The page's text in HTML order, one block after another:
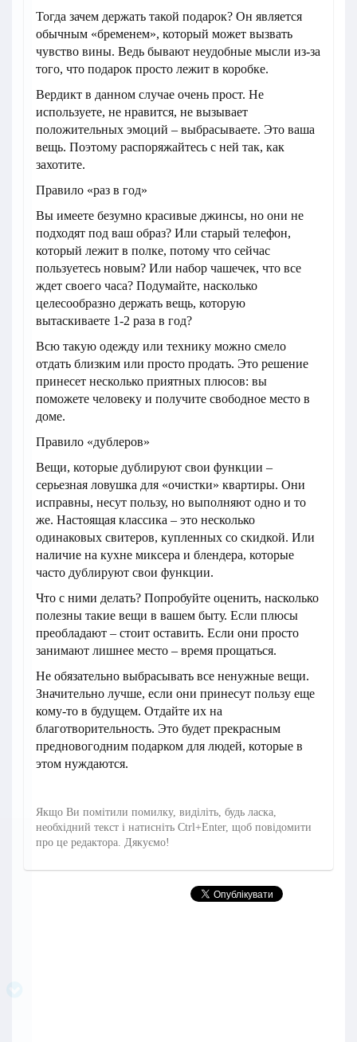
Тогда зачем держать такой подарок? Он является
обычным «бременем», который может вызвать
чувство вины. Ведь бывают неудобные мысли из-за
того, что подарок просто лежит в коробке.
Вердикт в данном случае очень прост. Не
используете, не нравится, не вызывает
положительных эмоций – выбрасываете. Это ваша
вещь. Поэтому распоряжайтесь с ней так, как
захотите.
Правило «раз в год»​
Вы имеете безумно красивые джинсы, но они не
подходят под ваш образ? Или старый телефон,
который лежит в полке, потому что сейчас
пользуетесь новым? Или набор чашечек, что все
ждет своего часа? Подумайте, насколько
целесообразно держать вещь, которую
вытаскиваете 1-2 раза в год?
Всю такую ​​одежду или технику можно смело
отдать близким или просто продать. Это решение
принесет несколько приятных плюсов: вы
поможете человеку и получите свободное место в
доме.
Правило «дублеров»
Вещи, которые дублируют свои функции –
серьезная ловушка для «очистки» квартиры. Они
исправны, несут пользу, но выполняют одно и то
же. Настоящая классика – это несколько
одинаковых свитеров, купленных со скидкой. Или
наличие на кухне миксера и блендера, которые
часто дублируют свои функции.
Что с ними делать? Попробуйте оценить, насколько
полезны такие вещи в вашем быту. Если плюсы
преобладают – стоит оставить. Если они просто
занимают лишнее место – время прощаться.
Не обязательно выбрасывать все ненужные вещи.
Значительно лучше, если они принесут пользу еще
кому-то в будущем. Отдайте их на
благотворительность. Это будет прекрасным
предновогодним подарком для людей, которые в
этом нуждаются.
Якщо Ви помітили помилку, виділіть, будь ласка,
необхідний текст і натисніть Ctrl+Enter, щоб повідомити
про це редактора. Дякуємо!